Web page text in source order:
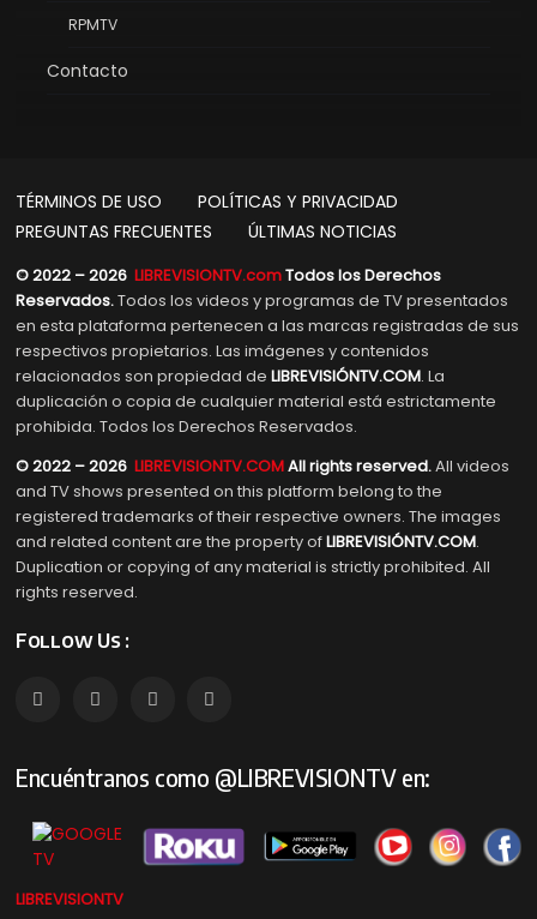
RPMTV
Contacto
TÉRMINOS DE USO
POLÍTICAS Y PRIVACIDAD
PREGUNTAS FRECUENTES
ÚLTIMAS NOTICIAS
© 2022 – 2026LIBREVISIONTV.comTodos los Derechos
Reservados.Todos los videos y programas de TV presentados
en esta plataforma pertenecen a las marcas registradas de sus
respectivos propietarios. Las imágenes y contenidos
relacionados son propiedad deLIBREVISIÓNTV.COM. La
duplicación o copia de cualquier material está estrictamente
prohibida. Todos los Derechos Reservados.
© 2022 – 2026LIBREVISIONTV.COMAll rights reserved.All videos
and TV shows presented on this platform belong to the
registered trademarks of their respective owners. The images
and related content are the property ofLIBREVISIÓNTV.COM.
Duplication or copying of any material is strictly prohibited. All
rights reserved.
Follow Us :
Encuéntranos como @LIBREVISIONTV en:
LIBREVISIONTV